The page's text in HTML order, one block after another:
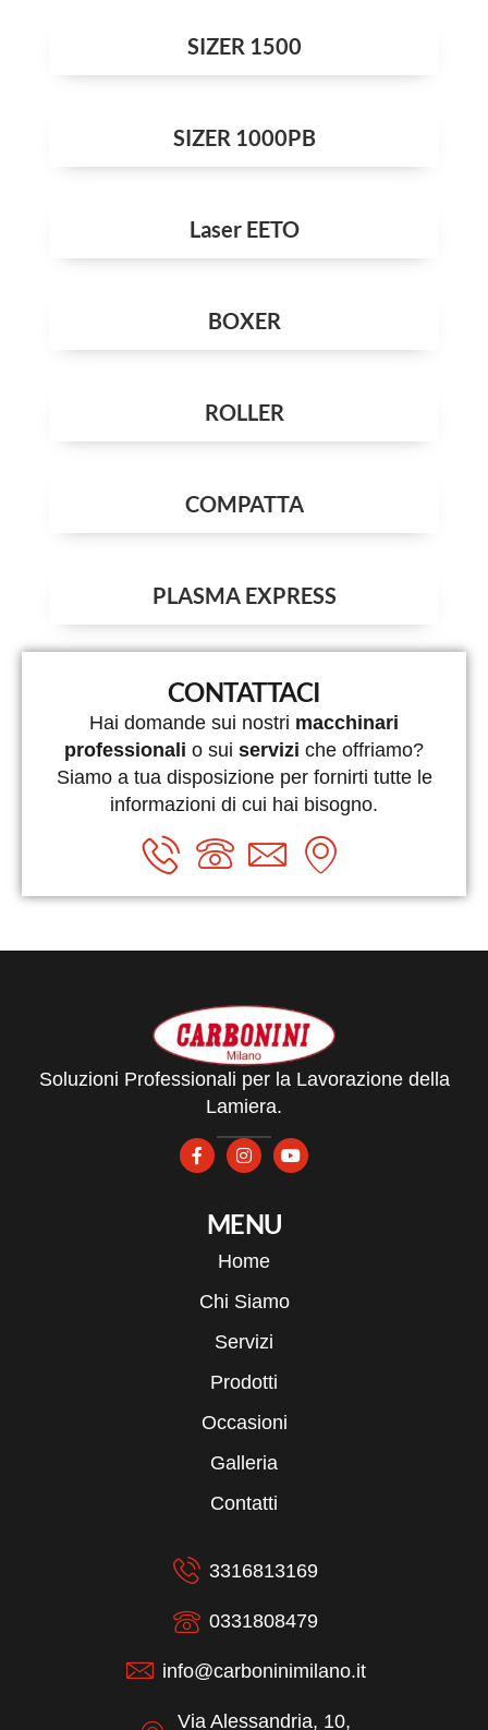
SIZER 1500
SIZER 1000PB
Laser EETO
BOXER
ROLLER
COMPATTA
PLASMA EXPRESS
CONTATTACI
Hai domande sui nostri macchinari
professionali o sui servizi che offriamo?
Siamo a tua disposizione per fornirti tutte le
informazioni di cui hai bisogno.
Soluzioni Professionali per la Lavorazione della
Lamiera.
MENU
Home
Chi Siamo
Servizi
Prodotti
Occasioni
Galleria
Contatti
3316813169
0331808479
info@carboninimilano.it
Via Alessandria, 10,